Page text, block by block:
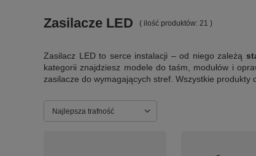
Zasilacze LED ( ilość produktów: 21 )
Zasilacz LED to serce instalacji – od niego zależą
kategorii znajdziesz modele do taśm, modułów i
zasilacze do wymagających stref. Wszystkie produkty
Zmień sortowanie
Najlepsza trafność